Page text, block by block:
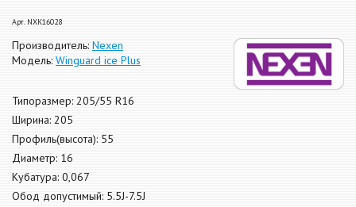
Арт. NXK16028
Производитель: Nexen
Модель: Winguard ice Plus
Типоразмер: 205/55 R16
Ширина: 205
Профиль(высота): 55
Диаметр: 16
Кубатура: 0,067
Обод допустимый: 5.5J-7.5J